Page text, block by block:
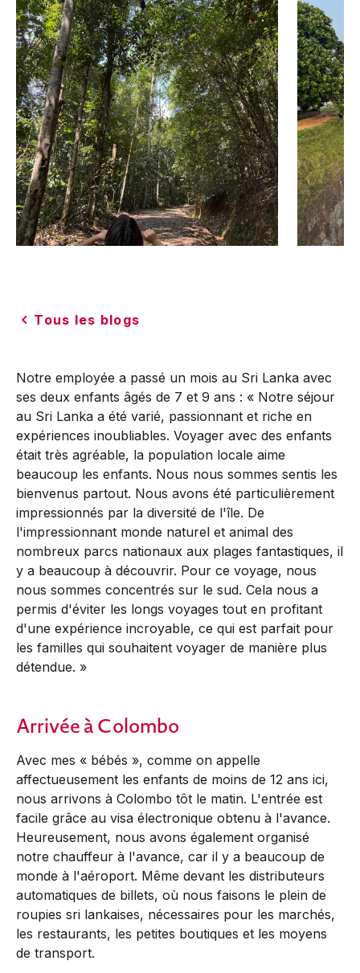
Tous les blogs
Notre employée a passé un mois au Sri Lanka avec
ses deux enfants âgés de 7 et 9 ans : « Notre séjour
au Sri Lanka a été varié, passionnant et riche en
expériences inoubliables. Voyager avec des enfants
était très agréable, la population locale aime
beaucoup les enfants. Nous nous sommes sentis les
bienvenus partout. Nous avons été particulièrement
impressionnés par la diversité de l'île. De
l'impressionnant monde naturel et animal des
nombreux parcs nationaux aux plages fantastiques, il
y a beaucoup à découvrir. Pour ce voyage, nous
nous sommes concentrés sur le sud. Cela nous a
permis d'éviter les longs voyages tout en profitant
d'une expérience incroyable, ce qui est parfait pour
les familles qui souhaitent voyager de manière plus
détendue. »
Arrivée à Colombo
Avec mes « bébés », comme on appelle
affectueusement les enfants de moins de 12 ans ici,
nous arrivons à Colombo tôt le matin. L'entrée est
facile grâce au visa électronique obtenu à l'avance.
Heureusement, nous avons également organisé
notre chauffeur à l'avance, car il y a beaucoup de
monde à l'aéroport. Même devant les distributeurs
automatiques de billets, où nous faisons le plein de
roupies sri lankaises, nécessaires pour les marchés,
les restaurants, les petites boutiques et les moyens
de transport.